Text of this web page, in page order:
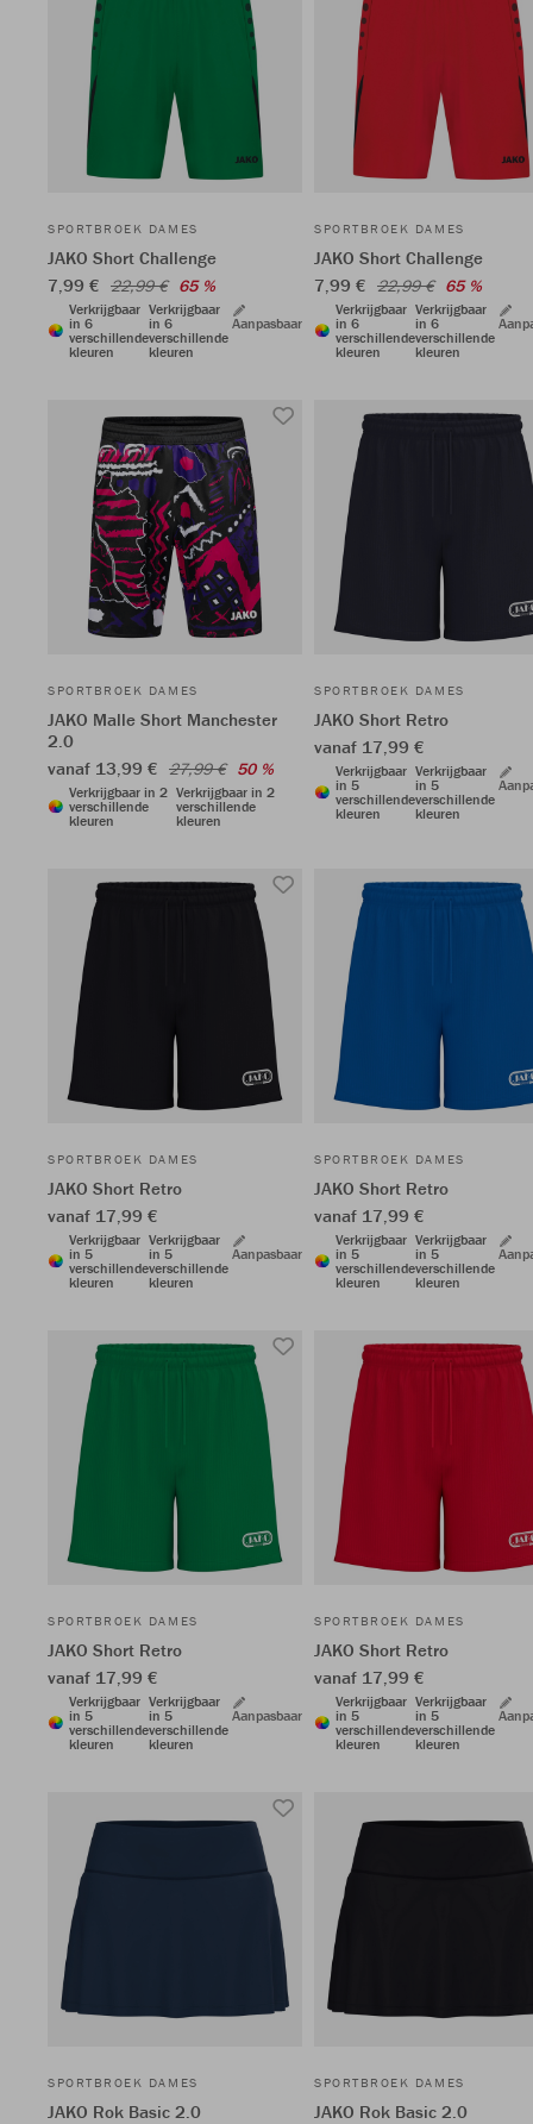
SPORTBROEK DAMES
JAKO Short Challenge
7,99 € 22,99 € 65 %
Verkrijgbaar
in 6
verschillende
kleuren
Verkrijgbaar
in 6
verschillende
kleuren
Aanpasbaar
SPORTBROEK DAMES
JAKO Short Challenge
7,99 € 22,99 € 65 %
Verkrijgbaar
in 6
verschillende
kleuren
Verkrijgbaar
in 6
verschillende
kleuren
SPORTBROEK DAMES
JAKO Malle Short Manchester
2.0
vanaf 13,99 € 27,99 € 50 %
Verkrijgbaar in 2
verschillende
kleuren
Verkrijgbaar in 2
verschillende
kleuren
SPORTBROEK DAMES
JAKO Short Retro
vanaf 17,99 €
Verkrijgbaar
in 5
verschillende
kleuren
Verkrijgbaar
in 5
verschillende
kleuren
SPORTBROEK DAMES
JAKO Short Retro
vanaf 17,99 €
Verkrijgbaar
in 5
verschillende
kleuren
Verkrijgbaar
in 5
verschillende
kleuren
Aanpasbaar
SPORTBROEK DAMES
JAKO Short Retro
vanaf 17,99 €
Verkrijgbaar
in 5
verschillende
kleuren
Verkrijgbaar
in 5
verschillende
kleuren
SPORTBROEK DAMES
JAKO Short Retro
vanaf 17,99 €
Verkrijgbaar
in 5
verschillende
kleuren
Verkrijgbaar
in 5
verschillende
kleuren
Aanpasbaar
SPORTBROEK DAMES
JAKO Short Retro
vanaf 17,99 €
Verkrijgbaar
in 5
verschillende
kleuren
Verkrijgbaar
in 5
verschillende
kleuren
SPORTBROEK DAMES
JAKO Rok Basic 2.0
SPORTBROEK DAMES
JAKO Rok Basic 2.0